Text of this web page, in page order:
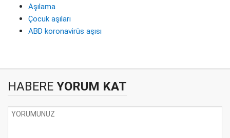
Aşılama
Çocuk aşıları
ABD koronavirüs aşısı
HABERE YORUM KAT